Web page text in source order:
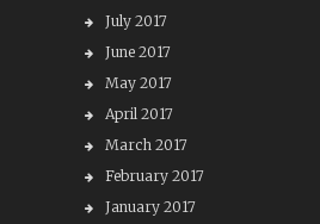
July 2017
June 2017
May 2017
April 2017
March 2017
February 2017
January 2017